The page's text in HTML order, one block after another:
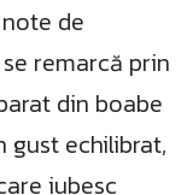
de
remarcă prin
din boabe
gust echilibrat,
iubesc